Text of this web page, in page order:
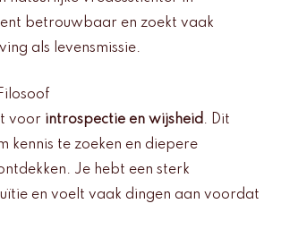
betrouwbaar en zoekt vaak
als levensmissie.
voor introspectie en wijsheid. Dit
kennis te zoeken en diepere
Je hebt een sterk
en voelt vaak dingen aan voordat